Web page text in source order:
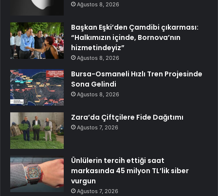
Ağustos 8, 2026
Başkan Eşki’den Çamdibi çıkarması:
“Halkımızın içinde, Bornova’nın
hizmetindeyiz”
Ağustos 8, 2026
Bursa-Osmaneli Hızlı Tren Projesinde
Sona Gelindi
Ağustos 8, 2026
Zara’da Çiftçilere Fide Dağıtımı
Ağustos 7, 2026
Ünlülerin tercih ettiği saat
markasında 45 milyon TL’lik siber
vurgun
Ağustos 7, 2026